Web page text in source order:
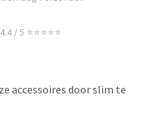
/ 5 ⭐⭐⭐⭐⭐
accessoires door slim te